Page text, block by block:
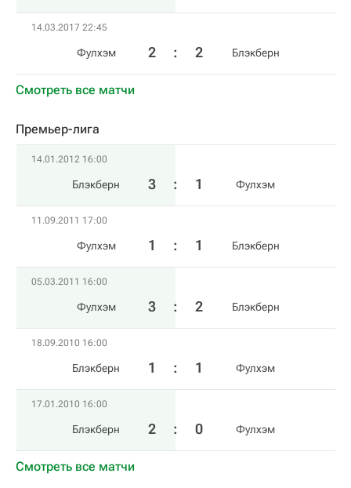
14.03.2017 22:45
Фулхэм 2 : 2 Блэкберн
Смотреть все матчи
Премьер-лига
14.01.2012 16:00
Блэкберн 3 : 1 Фулхэм
11.09.2011 17:00
Фулхэм 1 : 1 Блэкберн
05.03.2011 16:00
Фулхэм 3 : 2 Блэкберн
18.09.2010 16:00
Блэкберн 1 : 1 Фулхэм
17.01.2010 16:00
Блэкберн 2 : 0 Фулхэм
Смотреть все матчи